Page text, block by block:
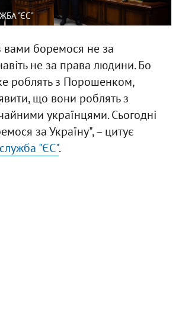
"ЄС"
вами боремося не за
не за права людини. Бо
роблять з Порошенком,
що вони роблять з
українцями. Сьогодні
за Україну", – цитує
"ЄС".